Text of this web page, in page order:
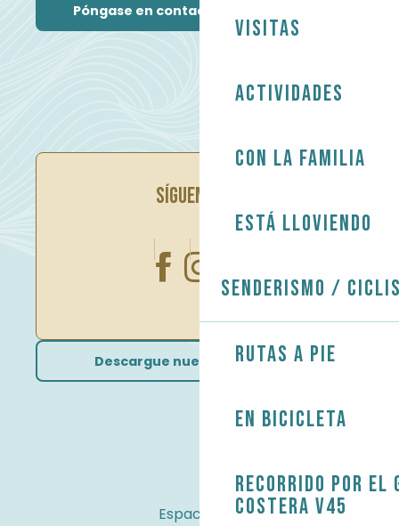
Visitas
Actividades
Con la familia
Está lloviendo
Senderismo /
Rutas a pie
En bicicleta
Recorrido por el
costera V45
Póngase en contacto con nosotros
SÍGUENOS EN
Descargue nuestros folletos
Espacio Pro